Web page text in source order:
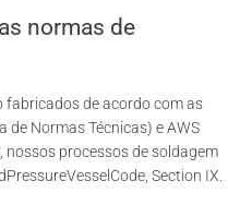
normas de
fabricados de acordo com as
de Normas Técnicas) e AWS
nossos processos de soldagem
Section IX.